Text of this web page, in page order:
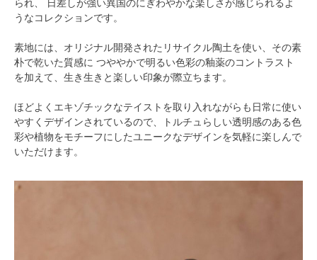
られ、 日差しが強い異国のにぎわやかな楽しさが感じられるよ
うなコレクションです。
素地には、オリジナル開発されたリサイクル陶土を使い、その素
朴で乾いた質感に つややかで明るい色彩の釉薬のコントラスト
を加えて、生き生きと楽しい印象が際立ちます。
ほどよくエキゾチックなテイストを取り入れながらも日常に使い
やすくデザインされているので、トルチュらしい透明感のある色
彩や植物をモチーフにしたユニークなデザインを気軽に楽しんで
いただけます。